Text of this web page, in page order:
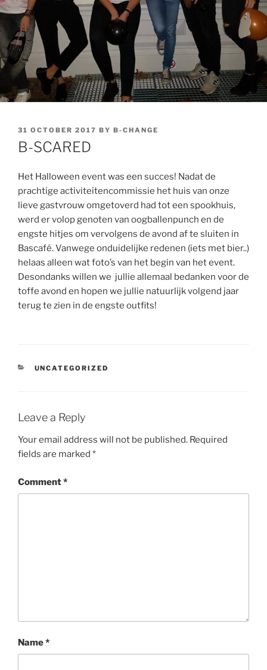
POSTED
ON
31 OCTOBER 2017 BY B-CHANGE
B-SCARED
Het Halloween event was een succes! Nadat de
prachtige activiteitencommissie het huis van onze
lieve gastvrouw omgetoverd had tot een spookhuis,
werd er volop genoten van oogballenpunch en de
engste hitjes om vervolgens de avond af te sluiten in
Bascafé. Vanwege onduidelijke redenen (iets met bier..)
helaas alleen wat foto’s van het begin van het event.
Desondanks willen we jullie allemaal bedanken voor de
toffe avond en hopen we jullie natuurlijk volgend jaar
terug te zien in de engste outfits!
CATEGORIES
UNCATEGORIZED
Leave a Reply
Your email address will not be published. Required
fields are marked *
Comment*
Name*